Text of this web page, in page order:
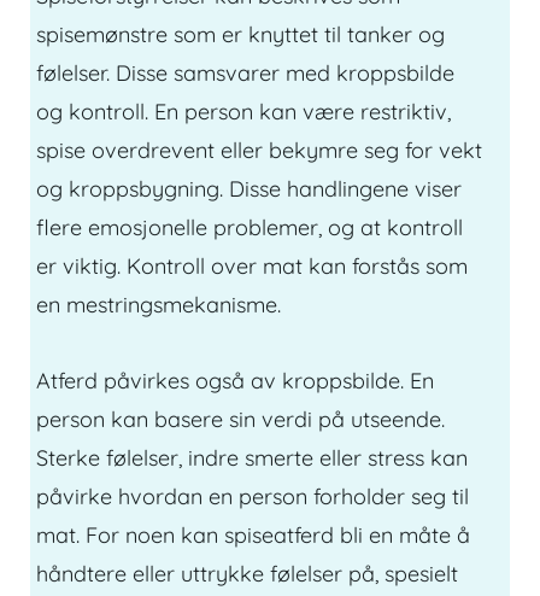
spisemønstre som er knyttet til tanker og
følelser. Disse samsvarer med kroppsbilde
og kontroll. En person kan være restriktiv,
spise overdrevent eller bekymre seg for vekt
og kroppsbygning. Disse handlingene viser
flere emosjonelle problemer, og at kontroll
er viktig. Kontroll over mat kan forstås som
en mestringsmekanisme.
Atferd påvirkes også av kroppsbilde. En
person kan basere sin verdi på utseende.
Sterke følelser, indre smerte eller stress kan
påvirke hvordan en person forholder seg til
mat. For noen kan spiseatferd bli en måte å
håndtere eller uttrykke følelser på, spesielt